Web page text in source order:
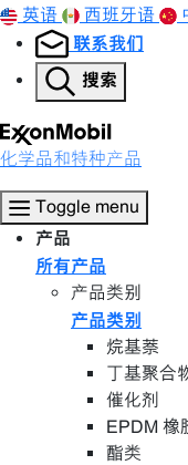
英语
西班牙语
联系我们
搜索
化学品和特种产品
Toggle menu
产品
所有产品
产品类别
产品类别
烷基萘
丁基聚合
催化剂
EPDM 橡
酯类